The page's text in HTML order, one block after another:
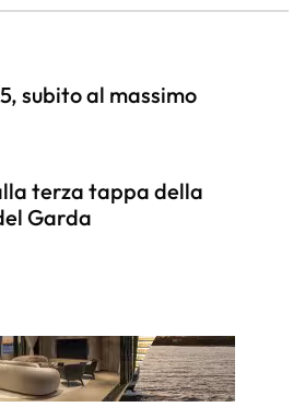
subito al massimo
terza tappa della
Garda